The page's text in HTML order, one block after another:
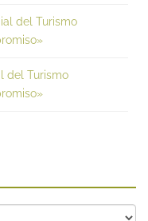
del Turismo
del Turismo